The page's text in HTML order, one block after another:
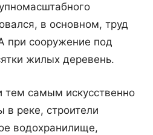
в основном, труд
при сооружение под
жилых деревень.
тем самым искусственно
в реке, строители
водохранилище,